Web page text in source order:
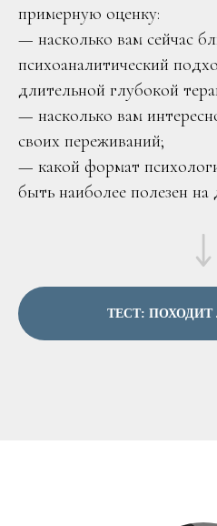
примерную оценку:
— насколько вам сейчас
психоаналитический
длительной глубокой
— насколько вам
своих переживаний;
— какой формат
быть наиболее полезен на
ТЕСТ: ПОХОДИТ